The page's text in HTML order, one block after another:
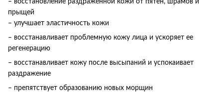
прыщей
– улучшает эластичность кожи
– восстанавливает проблемную кожу лица и ускоряет ее
регенерацию
– восстанавливает кожу после высыпаний и успокаивает
раздражение
– препятствует образованию новых морщин